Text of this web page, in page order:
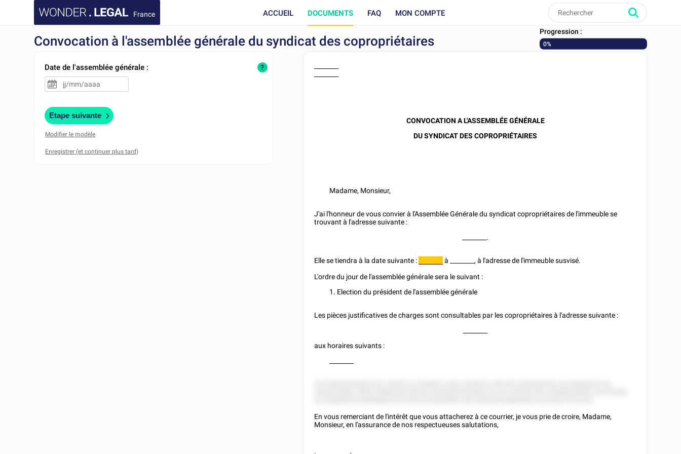
France ACCUEIL DOCUMENTS FAQ MON COMPTE
Convocation à l'assemblée générale du syndicat des copropriétaires
Progression :
0%
Date de l'assemblée générale : ?
Etape suivante
Modifier le modèle
CONVOCATION A L'ASSEMBLÉE GÉNÉRALE
DU SYNDICAT DES COPROPRIÉTAIRES
Madame, Monsieur,
J'ai l'honneur de vous convier à l'Assemblée Générale du syndicat copropriétaires de l'immeuble se
trouvant à l'adresse suivante :
.
Elle se tiendra à la date suivante : à
, à l'adresse de l'immeuble susvisé.
L'ordre du jour de l'assemblée générale sera le suivant :
1. Election du président de l'assemblée générale
Les pièces justificatives de charges sont consultables par les copropriétaires à l'adresse suivante :
aux horaires suivants :
En vous remerciant de l'intérêt que vous attacherez à ce courrier, je vous prie de croire, Madame,
Monsieur, en l'assurance de nos respectueuses salutations,